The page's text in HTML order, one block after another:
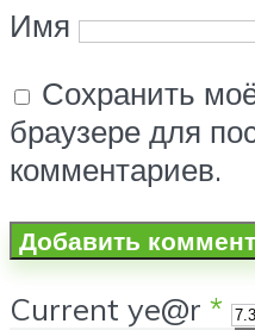
Имя
Сохранить
браузере для
комментариев.
Current ye@r *